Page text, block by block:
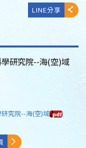
LINE分享
研究院--海(空)域
究院--海(空)域